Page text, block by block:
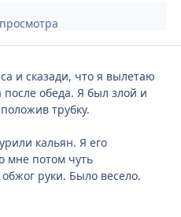
и сказади, что я вылетаю
обеда. Я был злой и
трубку.
кальян. Я его
мне потом чуть
руки. Было весело.